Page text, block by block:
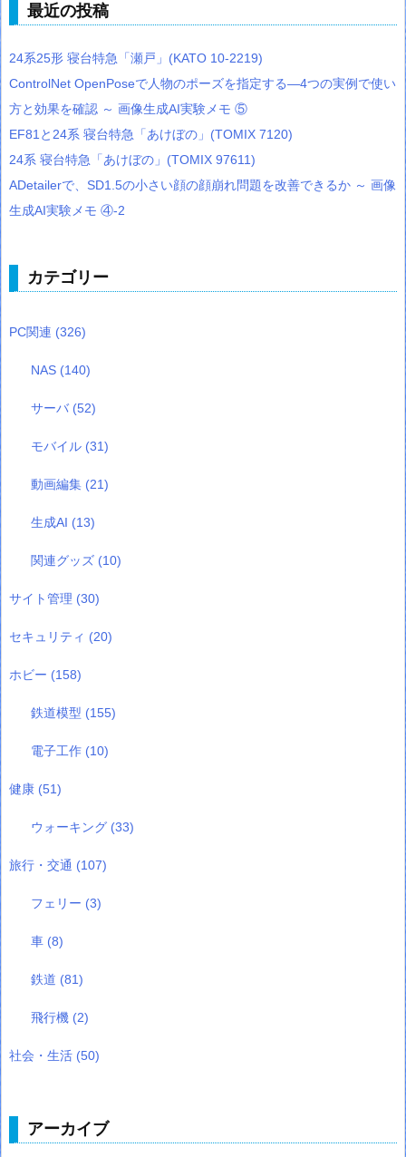
最近の投稿
24系25形 寝台特急「瀬戸」(KATO 10-2219)
ControlNet OpenPoseで人物のポーズを指定する―4つの実例で使い
方と効果を確認 ～ 画像生成AI実験メモ ⑤
EF81と24系 寝台特急「あけぼの」(TOMIX 7120)
24系 寝台特急「あけぼの」(TOMIX 97611)
ADetailerで、SD1.5の小さい顔の顔崩れ問題を改善できるか ～ 画像
生成AI実験メモ ④-2
カテゴリー
PC関連 (326)
NAS (140)
サーバ (52)
モバイル (31)
動画編集 (21)
生成AI (13)
関連グッズ (10)
サイト管理 (30)
セキュリティ (20)
ホビー (158)
鉄道模型 (155)
電子工作 (10)
健康 (51)
ウォーキング (33)
旅行・交通 (107)
フェリー (3)
車 (8)
鉄道 (81)
飛行機 (2)
社会・生活 (50)
アーカイブ